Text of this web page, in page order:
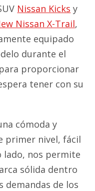
Nissan Kicks y
Nissan X-Trail,
equipado
durante el
proporcionar
tener con su
cómoda y
primer nivel, fácil
lado, nos permite
sólida dentro
demandas de los